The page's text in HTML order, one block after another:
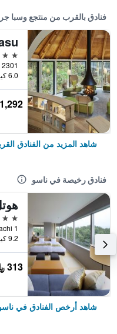
فنادق بالقرب من منتجع وسبا
3 نجوم
6.0 كيلومتر عن وسط المدينة
1,292 ﷼
شاهد المزيد من الفنادق
فنادق رخيصة في ناسو
4 نجوم
9.2 كيلومتر عن وسط المدينة
313 ﷼
شاهد أرخص الفنادق في